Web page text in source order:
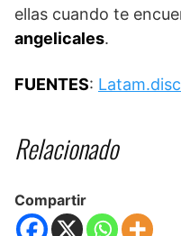
ellas cuando te
angelicales.
FUENTES:
Relacionado
Compartir